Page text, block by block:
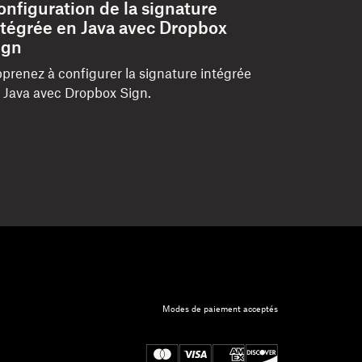
de la signature
en Java avec Dropbox
à configurer la signature intégrée
Java avec Dropbox Sign.
Modes de paiement acceptés